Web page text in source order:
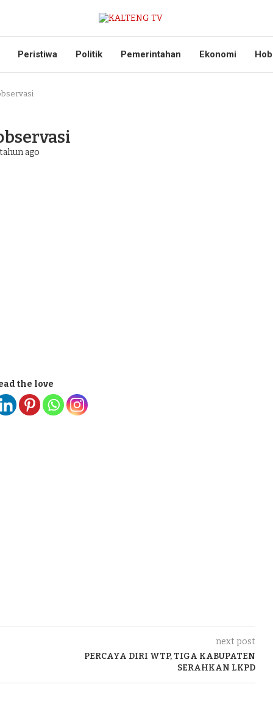
Peristiwa Politik Pemerintahan Ekonomi
ago
the love
next post
PERCAYA DIRI WTP, TIGA KABUPATEN
SERAHKAN LKPD